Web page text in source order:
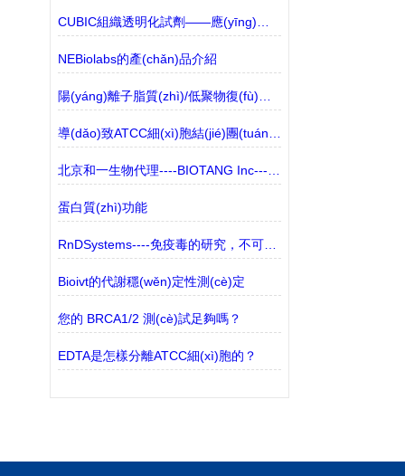
NEBiolabs的產(chǎn)品介紹
蛋白質(zhì)功能
RnDSystems----免疫毒的研究，不可忽視的生物標(biāo)志物
Bioivt的代謝穩(wěn)定性測(cè)定
您的 BRCA1/2 測(cè)試足夠嗎？
EDTA是怎樣分離ATCC細(xì)胞的？